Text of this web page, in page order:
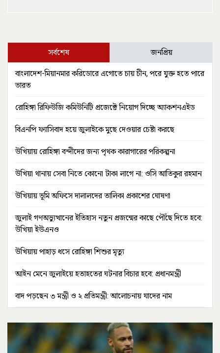
সর্বশেষ জনপ্রিয়
বাংলাদেশ-মিয়ানমার করিডোরে এগোতে চায় চীন, পরে যুক্ত হতে পারে
ভারত
রোহিঙ্গা রিফিউজি কমিউনিটি প্রজেক্টে নিয়োগ দিচ্ছে অ্যাকশনএইড
বিএনপি ফ্যাসিবাদ হয়ে জুলাইকে মুছে দেওয়ার চেষ্টা করছে
উখিয়ায় রোহিঙ্গা বন্দীদের জন্য পৃথক কারাগারের পরিকল্পনা
উখিয়া থানায় সেবা নিতে কোনো টাকা লাগে না: ওসি আতিকুর রহমান
উখিয়ায় ভূমি অফিসে দালালদের তালিকা প্রকাশের ঘোষণা
জুলাই গণঅভ্যুত্থানের ইতিহাস নতুন প্রজন্মের কাছে পৌঁছে দিতে হবে:
উখিয়া ইউএনও
উখিয়ায় পাহাড় ধসে রোহিঙ্গা শিশুর মৃত্যু
আইন মেনে জুলাইয়ে হতাহতের ঘটনার বিচার হবে: প্রধানমন্ত্রী
বাদ পড়ছেন ৩ মন্ত্রী ও ২ প্রতিমন্ত্রী: আলোচনায় যাদের নাম